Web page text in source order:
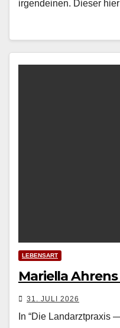
irgen­deinen. Dieser
LEBENSART
Mariella
31. JULI 2026
In “Die Landarztpraxis